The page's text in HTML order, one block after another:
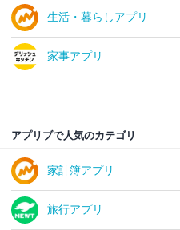
生活・暮らしアプリ
家事アプリ
アプリブで人気のカテゴリ
家計簿アプリ
旅行アプリ